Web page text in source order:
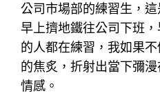
公司市場部的練習生，
早上擠地鐵往公司下班
的人都在練習，我如果
的焦炙，折射出當下彌
情感。